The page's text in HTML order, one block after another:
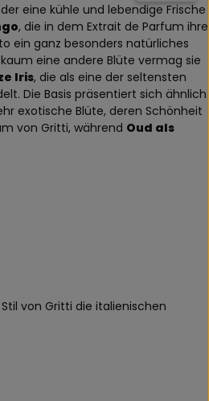
eine kühle und lebendige Frische
, die in dem Extrait de Parfum ihre
ein ganz besonders natürliches
eine andere Blüte vermag sie
Iris, die als eine der seltensten
Die Basis präsentiert sich ähnlich
exotische Blüte, deren Schönheit
von Gritti, während Oud als
von Gritti die italienischen